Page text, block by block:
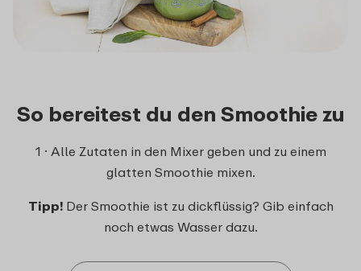
So bereitest du den Smoothie zu
1 · Alle Zutaten in den Mixer geben und zu einem
glatten Smoothie mixen.
Tipp!Der Smoothie ist zu dickflüssig? Gib einfach
noch etwas Wasser dazu.